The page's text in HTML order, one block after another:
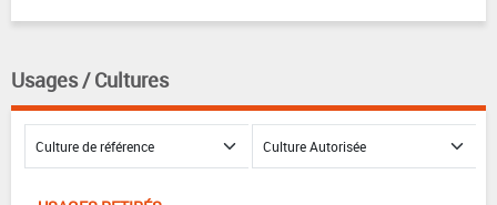
Usages / Cultures